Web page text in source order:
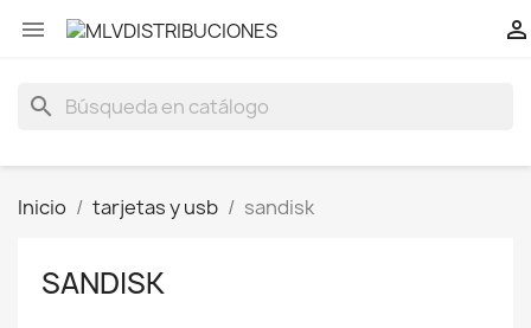
 
search
Inicio tarjetas y usb sandisk
SANDISK